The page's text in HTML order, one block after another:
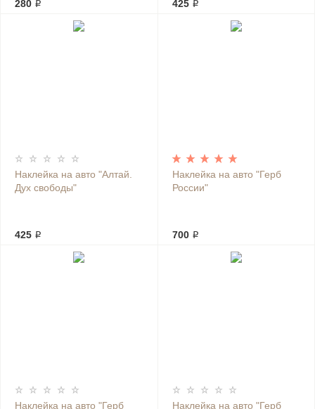
280 ₽ 425 ₽
Наклейка на авто "Алтай.
Дух свободы"
425 ₽
Наклейка на авто "Герб
России"
700 ₽
Наклейка на авто "Герб
Наклейка на авто "Герб